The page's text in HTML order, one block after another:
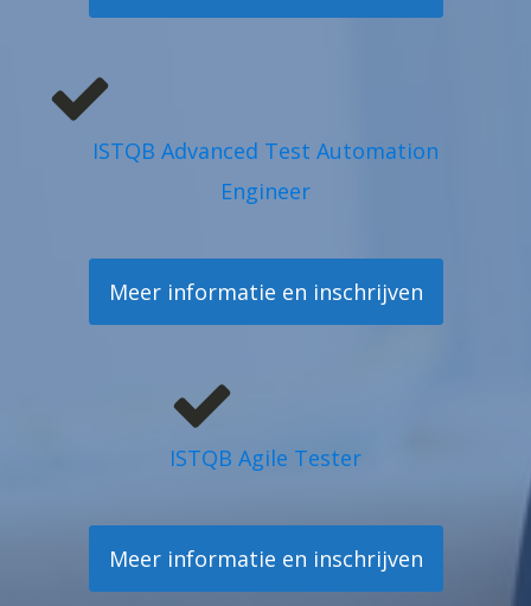
ISTQB Advanced Test Automation
Engineer
Meer informatie en inschrijven
ISTQB Agile Tester
Meer informatie en inschrijven